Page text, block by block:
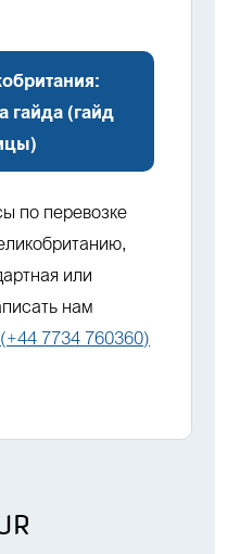
гайда (гайд
по перевозке
или
нам
7734 760360)